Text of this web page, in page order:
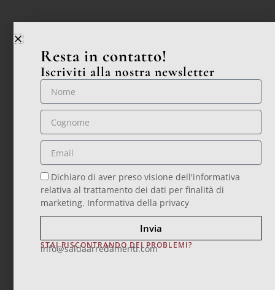
Resta in contatto!
Iscriviti alla nostra newsletter
Nome
Cognome
Email
Dichiaro di aver preso visione dell'informativa
relativa al trattamento dei dati per finalità di
marketing. Informativa della privacy
Invia
STAI RISCONTRANDO DEI PROBLEMI?
info@saldaarredamenti.com